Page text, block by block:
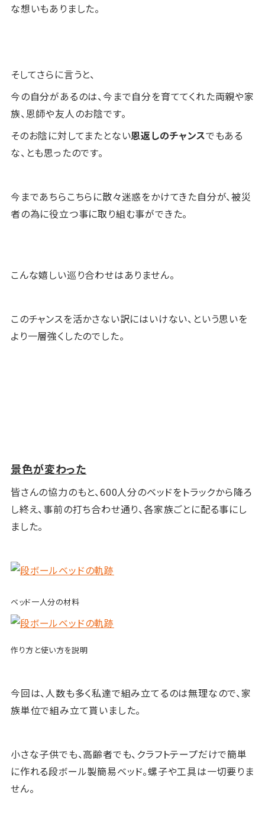
な想いもありました。
そしてさらに言うと、
今の自分があるのは、今まで自分を育ててくれた両親や家
族、恩師や友人のお陰です。
そのお陰に対してまたとない恩返しのチャンスでもある
な、とも思ったのです。
今まであちらこちらに散々迷惑をかけてきた自分が、被災
者の為に役立つ事に取り組む事ができた。
こんな嬉しい巡り合わせはありません。
このチャンスを活かさない訳にはいけない、という思いを
より一層強くしたのでした。
景色が変わった
皆さんの協力のもと、600人分のベッドをトラックから降ろ
し終え、 事前の打ち合わせ通り、各家族ごとに配る事にし
ました。
ベッド一人分の材料
作り方と使い方を説明
今回は、人数も多く私達で組み立てるのは無理なので、家
族単位で組み立て貰いました。
小さな子供でも、高齢者でも、クラフトテープだけで簡単
に作れる段ボール製簡易ベッド。螺子や工具は一切要りま
せん。